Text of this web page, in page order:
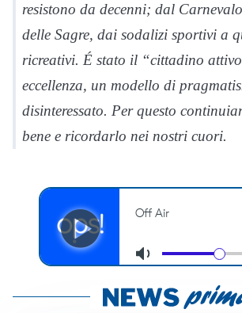
resistono da decenni; dal
delle Sagre, dai sodalizi sportivi a
ricreativi. É stato il “cittadino
eccellenza, un modello di
disinteressato. Per questo
bene e ricordarlo nei nostri cuori.